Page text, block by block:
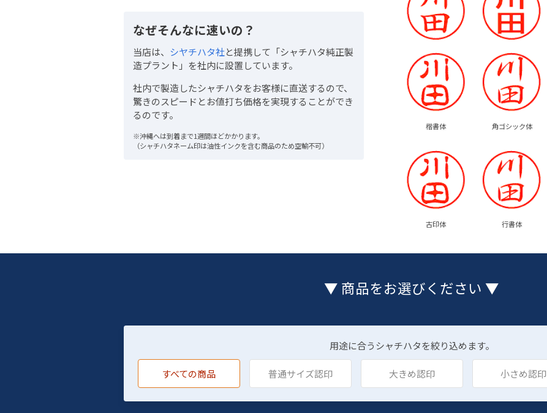
楷書体 角ゴシック体
古印体 行書体
なぜそんなに速いの？
当店は、 シヤチハタ社と提携して「シャチハタ純正製
造プラント」を社内に設置しています。
社内で製造したシャチハタをお客様に直送するので、
驚きのスピードとお値打ち価格を実現することができ
るのです。
※沖縄へは到着まで1週間ほどかかります。
（シャチハタネーム印は油性インクを含む商品のため空輸不可）
▼ 商品をお選びください ▼
用途に合うシャチハタを絞り込めます。
すべての商品 普通サイズ認印 大きめ認印 小さめ認印